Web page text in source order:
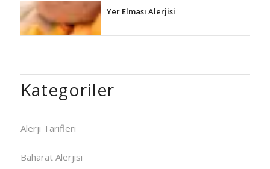
Yer Elması Alerjisi
Kategoriler
Alerji Tarifleri
Baharat Alerjisi